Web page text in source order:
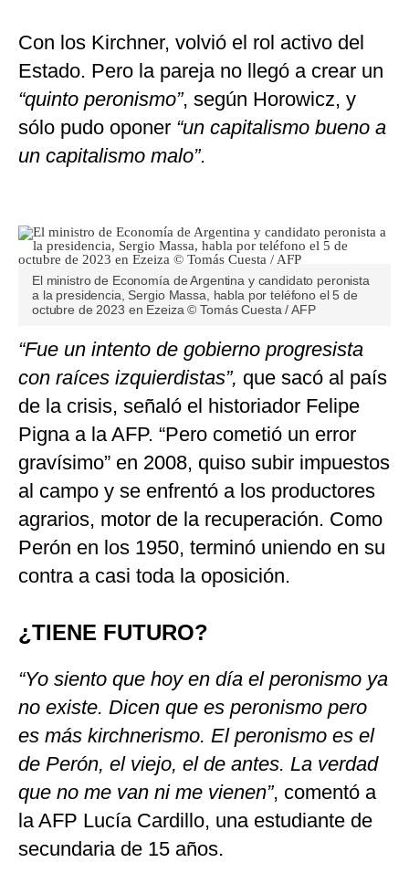
Con los Kirchner, volvió el rol activo del
Estado. Pero la pareja no llegó a crear un
“quinto peronismo”, según Horowicz, y
sólo pudo oponer “un capitalismo bueno a
un capitalismo malo”.
El ministro de Economía de Argentina y candidato peronista
a la presidencia, Sergio Massa, habla por teléfono el 5 de
octubre de 2023 en Ezeiza © Tomás Cuesta / AFP
“Fue un intento de gobierno progresista
con raíces izquierdistas”, que sacó al país
de la crisis, señaló el historiador Felipe
Pigna a la AFP. “Pero cometió un error
gravísimo” en 2008, quiso subir impuestos
al campo y se enfrentó a los productores
agrarios, motor de la recuperación. Como
Perón en los 1950, terminó uniendo en su
contra a casi toda la oposición.
¿TIENE FUTURO?
“Yo siento que hoy en día el peronismo ya
no existe. Dicen que es peronismo pero
es más kirchnerismo. El peronismo es el
de Perón, el viejo, el de antes. La verdad
que no me van ni me vienen”, comentó a
la AFP Lucía Cardillo, una estudiante de
secundaria de 15 años.